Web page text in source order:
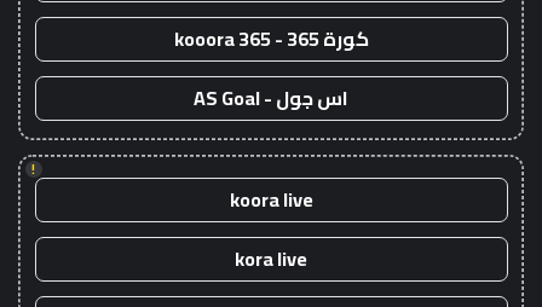
كورة 365 - kooora 365
اس جول - AS Goal
!
koora live
kora live